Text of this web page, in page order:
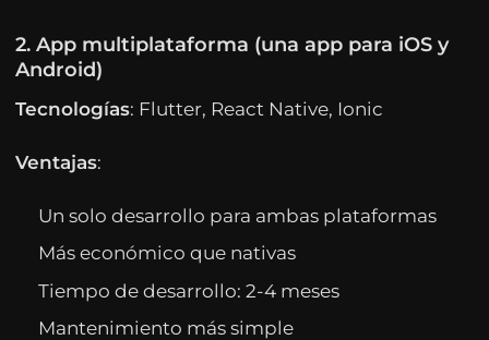
2. App multiplataforma (una app para iOS y
Android)
Tecnologías: Flutter, React Native, Ionic
Ventajas:
Un solo desarrollo para ambas plataformas
Más económico que nativas
Tiempo de desarrollo: 2-4 meses
Mantenimiento más simple